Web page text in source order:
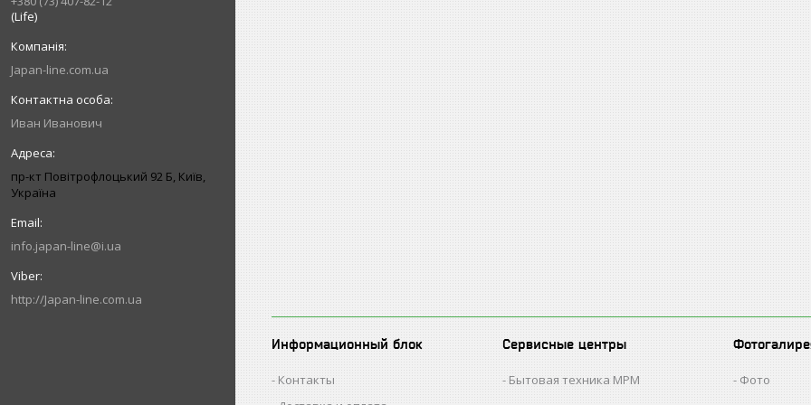
(Life)
Japan-line.com.ua
Иван Иванович
пр-кт Повітрофлоцький 92 Б, Київ,
Україна
info.japan-line@i.ua
http://Japan-line.com.ua
Информационный блок
Контакты
Сервисные центры
Бытовая техника MPM Фото